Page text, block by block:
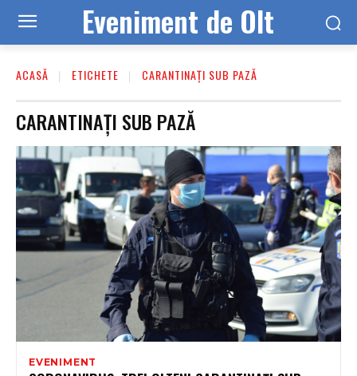
Eveniment de Olt
ACASĂ ETICHETE CARANTINAȚI SUB PAZĂ
CARANTINAȚI SUB PAZĂ
EVENIMENT